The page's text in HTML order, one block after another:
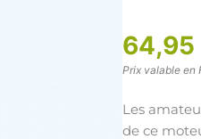
64,95
Prix valable en
Les
de ce